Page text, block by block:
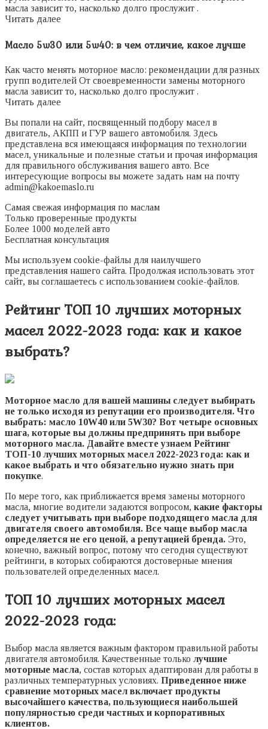
масла зависит то, насколько долго прослужит .
Читать далее
Масло 5w30 или 5w40: в чем отличие, какое лучше
Как часто менять моторное масло: рекомендации для разных
групп водителей От своевременности замены моторного
масла зависит то, насколько долго прослужит .
Читать далее
Вы попали на сайт, посвященный подбору масел в
двигатель, АКПП и ГУР вашего автомобиля. Здесь
представлена вся имеющаяся информация по технологии
масел, уникальные и полезные статьи и прочая информация
для правильного обслуживания вашего авто. Все
интересующие вопросы вы можете задать нам на почту
admin@kakoemaslo.ru
Самая свежая информация по маслам
Только проверенные продукты
Более 1000 моделей авто
Бесплатная консультация
Мы используем cookie-файлы для наилучшего
представления нашего сайта. Продолжая использовать этот
сайт, вы соглашаетесь с использованием cookie-файлов.
Рейтинг ТОП 10 лучших моторных
масел 2022-2023 года: как и какое
выбрать?
Моторное масло для вашей машины следует выбирать
не только исходя из репутации его производителя. Что
выбрать: масло 10W40 или 5W30? Вот четыре основных
шага, которые вы должны предпринять при выборе
моторного масла. Давайте вместе узнаем Рейтинг
ТОП-10 лучших моторных масел 2022-2023 года: как и
какое выбрать и что обязательно нужно знать при
покупке.
По мере того, как приближается время замены моторного
масла, многие водители задаются вопросом, какие факторы
следует учитывать при выборе подходящего масла для
двигателя своего автомобиля. Все чаще выбор масла
определяется не его ценой, а репутацией бренда. Это,
конечно, важный вопрос, потому что сегодня существуют
рейтинги, в которых собираются достоверные мнения
пользователей определенных масел.
ТОП 10 лучших моторных масел
2022-2023 года:
Выбор масла является важным фактором правильной работы
двигателя автомобиля. Качественные только лучшие
моторные масла, состав которых адаптирован для работы в
различных температурных условиях. Приведенное ниже
сравнение моторных масел включает продукты
высочайшего качества, пользующиеся наибольшей
популярностью среди частных и корпоративных
клиентов.